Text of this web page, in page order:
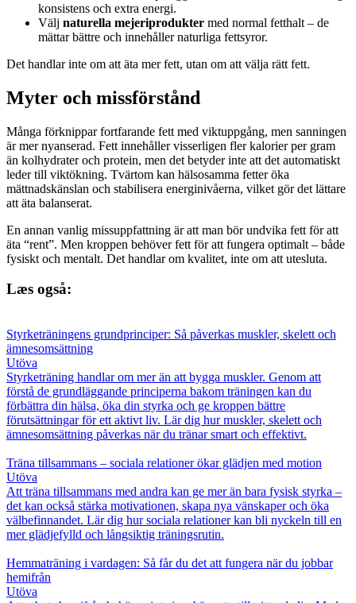
konsistens och extra energi.
Välj naturella mejeriprodukter med normal fetthalt – de
mättar bättre och innehåller naturliga fettsyror.
Det handlar inte om att äta mer fett, utan om att välja rätt fett.
Myter och missförstånd
Många förknippar fortfarande fett med viktuppgång, men sanningen
är mer nyanserad. Fett innehåller visserligen fler kalorier per gram
än kolhydrater och protein, men det betyder inte att det automatiskt
leder till viktökning. Tvärtom kan hälsosamma fetter öka
mättnadskänslan och stabilisera energinivåerna, vilket gör det lättare
att äta balanserat.
En annan vanlig missuppfattning är att man bör undvika fett för att
äta “rent”. Men kroppen behöver fett för att fungera optimalt – både
fysiskt och mentalt. Det handlar om kvalitet, inte om att utesluta.
Læs også:
Styrketräningens grundprinciper: Så påverkas muskler, skelett och
ämnesomsättning
Utöva
Styrketräning handlar om mer än att bygga muskler. Genom att
förstå de grundläggande principerna bakom träningen kan du
förbättra din hälsa, öka din styrka och ge kroppen bättre
förutsättningar för ett aktivt liv. Lär dig hur muskler, skelett och
ämnesomsättning påverkas när du tränar smart och effektivt.
Träna tillsammans – sociala relationer ökar glädjen med motion
Utöva
Att träna tillsammans med andra kan ge mer än bara fysisk styrka –
det kan också stärka motivationen, skapa nya vänskaper och öka
välbefinnandet. Lär dig hur sociala relationer kan bli nyckeln till en
mer glädjefylld och långsiktig träningsrutin.
Hemmaträning i vardagen: Så får du det att fungera när du jobbar
hemifrån
Utöva